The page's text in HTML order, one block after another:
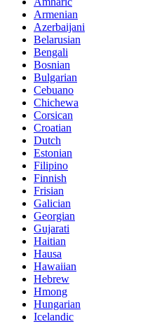
Armenian
Azerbaijani
Belarusian
Bengali
Bosnian
Bulgarian
Cebuano
Chichewa
Corsican
Croatian
Dutch
Estonian
Filipino
Finnish
Frisian
Galician
Georgian
Gujarati
Haitian
Hausa
Hawaiian
Hebrew
Hmong
Hungarian
Icelandic